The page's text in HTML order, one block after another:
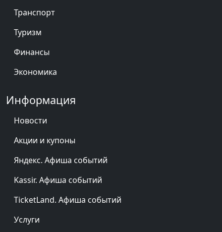
Транспорт
Туризм
Финансы
Экономика
Информация
Новости
Акции и купоны
Яндекс. Афиша событий
Kassir. Афиша событий
TicketLand. Афиша событий
Услуги